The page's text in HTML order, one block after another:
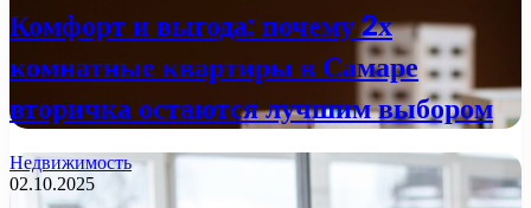
Комфорт и выгода: почему 2х
комнатные квартиры в Самаре
вторичка остаются лучшим выбором
Недвижимость
02.10.2025